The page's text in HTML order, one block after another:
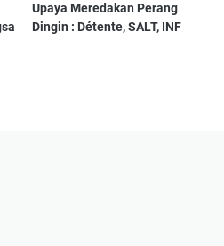
Upaya Meredakan Perang
Dingin : Détente, SALT, INF